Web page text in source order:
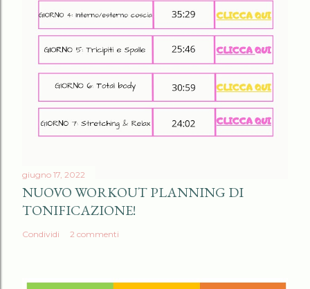
giugno 17, 2022
NUOVO WORKOUT PLANNING DI
TONIFICAZIONE!
Condividi 2 commenti